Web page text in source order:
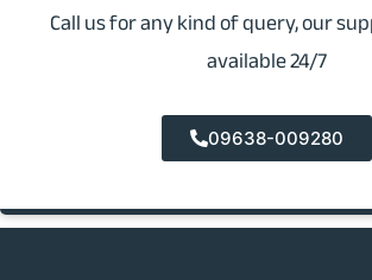
Call us for any kind of query, our
available 24/7
09638-009280